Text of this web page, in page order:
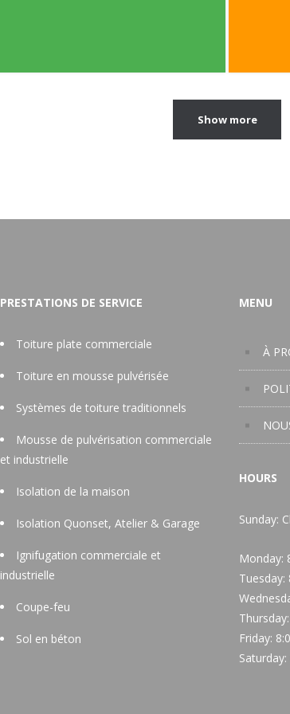
Show more
PRESTATIONS DE SERVICE
Toiture plate commerciale
Toiture en mousse pulvérisée
Systèmes de toiture traditionnels
Mousse de pulvérisation commerciale
et industrielle
Isolation de la maison
Isolation Quonset, Atelier & Garage
Ignifugation commerciale et
industrielle
Coupe-feu
Sol en béton
MENU
À
HOURS
Sunday:
Monday:
Tuesday:
Thursday:
Friday:
Saturday: